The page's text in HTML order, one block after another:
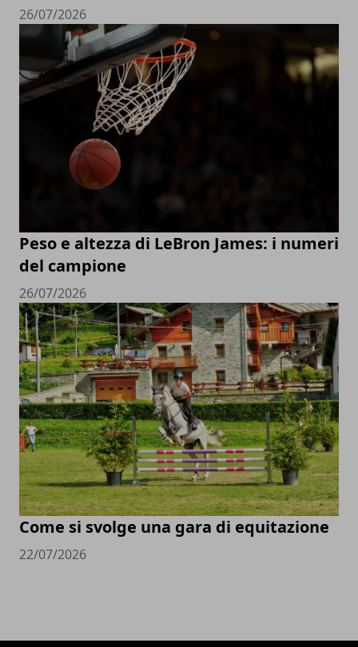
26/07/2026
Peso e altezza di LeBron James: i numeri
del campione
26/07/2026
Come si svolge una gara di equitazione
22/07/2026